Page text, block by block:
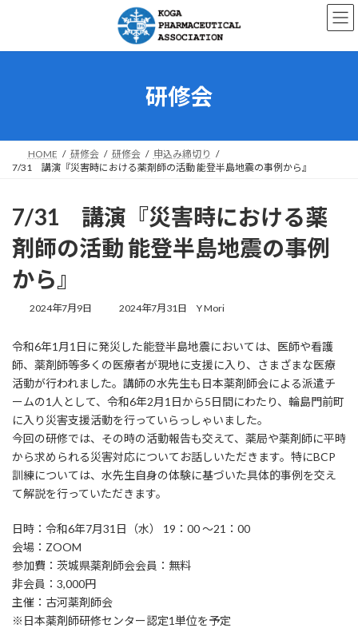
ン
ー
研修会
HOME 研修会 研修会
申込み締切り
7/31 講演『災害時における薬剤師の活動 能登半島地震の事例から』
7/31 講演『災害時における薬
剤師の活動 能登半島地震の事例
から』
2024年7月9日
最
新
日
時
2024年7月31日 Y Mori
令和6年1月1日に発災した能登半島地震においては、医師や看護
師、薬剤師等多くの医療者が現地に支援に入り、さまざまな医療
活動が行われました。講師の水先生も日本薬剤師会による派遣チ
ームの1人として、令和6年2月1日から5日間にわたり、輪島門前町
に入り災害支援活動を行っていらっしゃいました。
今回の研修では、その時の活動報告も交えて、薬局や薬剤師に平時
から求められる災害対応についてお話しいただきます。特にBCP
訓練については、水先生自身の体験に基づいた具体的事例を交え
て解説を行っていただきます。
日時：令和6年7月31日（水） 19：00 ～21：00
会場：ZOOM
参加費：茨城県薬剤師会会員：無料
非会員：3,000円
主催：古河薬剤師会
※日本薬剤師研修センター認定1単位を予定